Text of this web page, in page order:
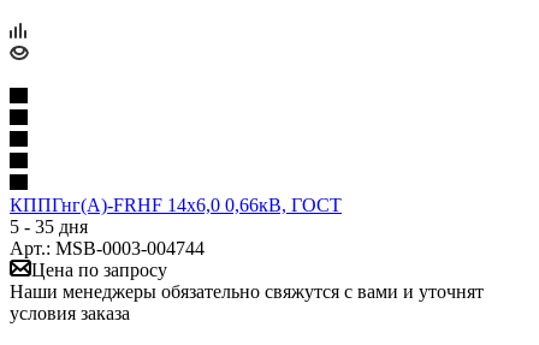
КППГнг(А)-FRHF 14х6,0 0,66кВ, ГОСТ
5 - 35 дня
Арт.: MSB-0003-004744
Цена по запросу
Наши менеджеры обязательно свяжутся с вами и уточнят
условия заказа